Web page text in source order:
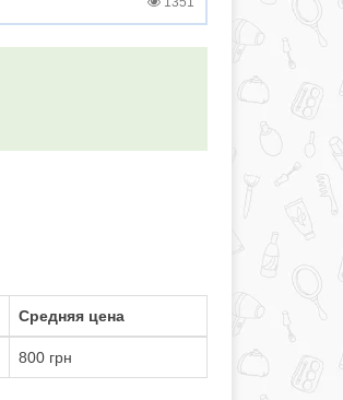
Средняя цена
800 грн